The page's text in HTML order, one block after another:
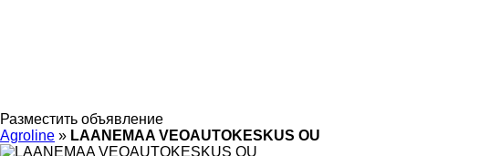
Разместить объявление
Agroline » LAANEMAA VEOAUTOKESKUS OU